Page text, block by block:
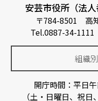
安芸市役所（法人
〒784-8501 高
Tel.0887-34-
組織
開庁時間：平日
（土・日曜日、祝日